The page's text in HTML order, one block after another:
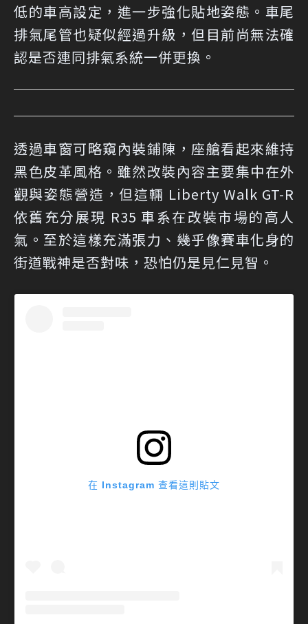
低的車高設定，進一步強化貼地姿態。車尾
排氣尾管也疑似經過升級，但目前尚無法確
認是否連同排氣系統一併更換。
透過車窗可略窺內裝鋪陳，座艙看起來維持
黑色皮革風格。雖然改裝內容主要集中在外
觀與姿態營造，但這輛 Liberty Walk GT-R
依舊充分展現 R35 車系在改裝市場的高人
氣。至於這樣充滿張力、幾乎像賽車化身的
街道戰神是否對味，恐怕仍是見仁見智。
在 Instagram 查看這則貼文